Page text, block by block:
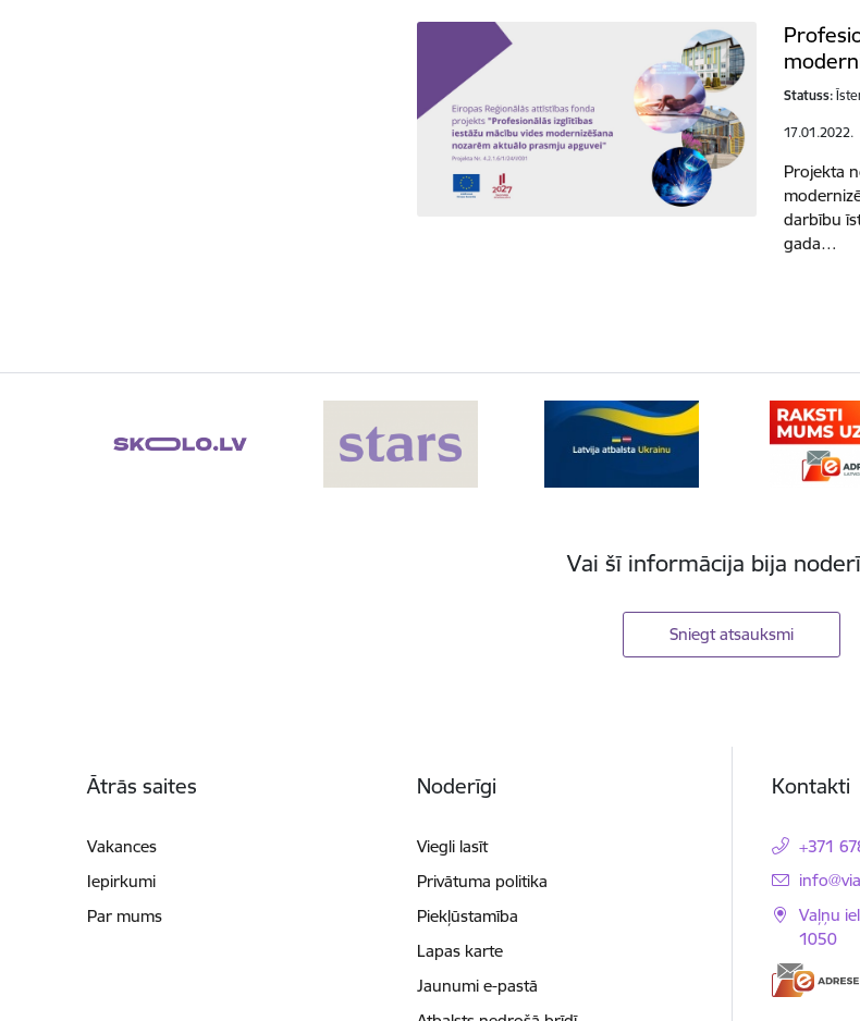
Statuss:
17.01.2022.
Projekta
darbību
gada…
Vai šī informācija bija
Sniegt atsauksmi
Ātrās saites
Vakances
Iepirkumi
Par mums
Noderīgi
Viegli lasīt
Privātuma politika
Piekļūstamība
Lapas karte
Jaunumi e-pastā
Kontakti
+371
E-pasts:
Vaļņu
1050